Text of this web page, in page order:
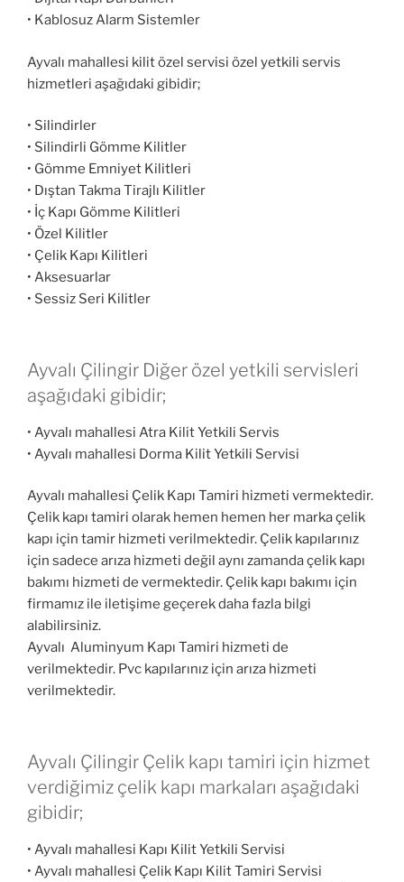
• Kablosuz Alarm Sistemler
Ayvalı mahallesi kilit özel servisi özel yetkili servis
hizmetleri aşağıdaki gibidir;
• Silindirler
• Silindirli Gömme Kilitler
• Gömme Emniyet Kilitleri
• Dıştan Takma Tirajlı Kilitler
• İç Kapı Gömme Kilitleri
• Özel Kilitler
• Çelik Kapı Kilitleri
• Aksesuarlar
• Sessiz Seri Kilitler
Ayvalı Çilingir Diğer özel yetkili servisleri
aşağıdaki gibidir;
• Ayvalı mahallesi Atra Kilit Yetkili Servis
• Ayvalı mahallesi Dorma Kilit Yetkili Servisi
Ayvalı mahallesi Çelik Kapı Tamiri hizmeti vermektedir.
Çelik kapı tamiri olarak hemen hemen her marka çelik
kapı için tamir hizmeti verilmektedir. Çelik kapılarınız
için sadece arıza hizmeti değil aynı zamanda çelik kapı
bakımı hizmeti de vermektedir. Çelik kapı bakımı için
firmamız ile iletişime geçerek daha fazla bilgi
alabilirsiniz.
Ayvalı Aluminyum Kapı Tamiri hizmeti de
verilmektedir. Pvc kapılarınız için arıza hizmeti
verilmektedir.
Ayvalı Çilingir Çelik kapı tamiri için hizmet
verdiğimiz çelik kapı markaları aşağıdaki
gibidir;
• Ayvalı mahallesi Kapı Kilit Yetkili Servisi
• Ayvalı mahallesi Çelik Kapı Kilit Tamiri Servisi